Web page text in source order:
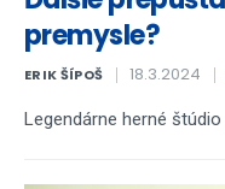
premysle?
ERIK ŠÍPOŠ 18.3.2024
Legendárne herné